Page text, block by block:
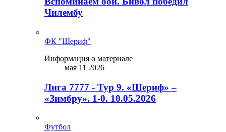
Чилембу
ФК "Шериф"
Информация о материале
мая 11 2026
Лига 7777 - Тур 9. «Шериф» –
«Зимбру». 1-0. 10.05.2026
Футбол